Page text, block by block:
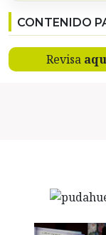
CONTENIDO
Revisa